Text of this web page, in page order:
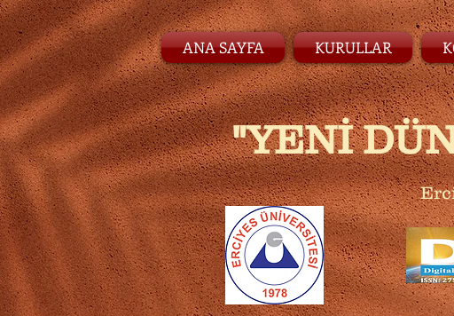
ANA SAYFA KURULLAR
"YENİ